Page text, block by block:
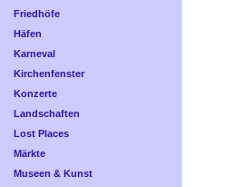
Friedhöfe
Häfen
Karneval
Kirchenfenster
Konzerte
Landschaften
Lost Places
Märkte
Museen & Kunst